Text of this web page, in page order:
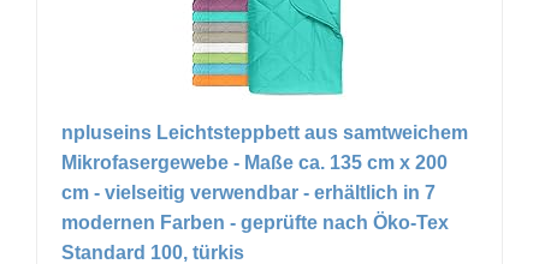
npluseins Leichtsteppbett aus samtweichem
Mikrofasergewebe - Maße ca. 135 cm x 200
cm - vielseitig verwendbar - erhältlich in 7
modernen Farben - geprüfte nach Öko-Tex
Standard 100, türkis